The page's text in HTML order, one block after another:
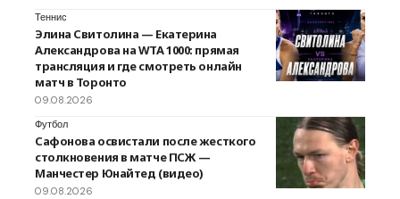
Теннис
Элина Свитолина — Екатерина
Александрова на WTA 1000: прямая
трансляция и где смотреть онлайн
матч в Торонто
09.08.2026
Футбол
Сафонова освистали после жесткого
столкновения в матче ПСЖ —
Манчестер Юнайтед (видео)
09.08.2026